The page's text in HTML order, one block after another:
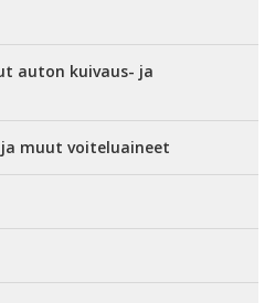
auton kuivaus- ja
muut voiteluaineet